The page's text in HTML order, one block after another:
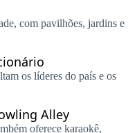
com pavilhões, jardins e
os líderes do país e os
Alley
oferece karaokê,